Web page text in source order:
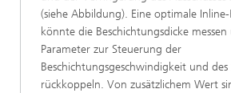
(siehe Abbildung). Eine optimale
könnte die Beschichtungsdicke messen
Parameter zur Steuerung der
Beschichtungsgeschwindigkeit und des
rückkoppeln. Von zusätzlichem Wert